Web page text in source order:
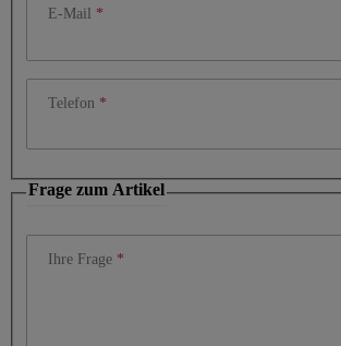
E-Mail
Telefon
Frage zum Artikel
Ihre Frage